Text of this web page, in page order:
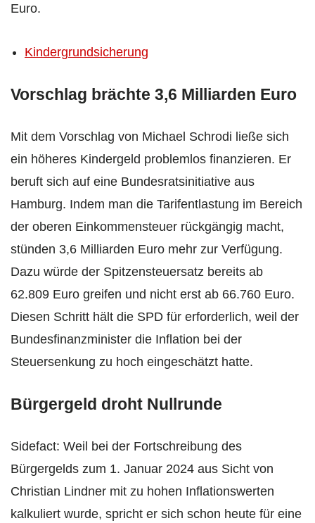
Euro.
Kindergrundsicherung
Vorschlag brächte 3,6 Milliarden Euro
Mit dem Vorschlag von Michael Schrodi ließe sich
ein höheres Kindergeld problemlos finanzieren. Er
beruft sich auf eine Bundesratsinitiative aus
Hamburg. Indem man die Tarifentlastung im Bereich
der oberen Einkommensteuer rückgängig macht,
stünden 3,6 Milliarden Euro mehr zur Verfügung.
Dazu würde der Spitzensteuersatz bereits ab
62.809 Euro greifen und nicht erst ab 66.760 Euro.
Diesen Schritt hält die SPD für erforderlich, weil der
Bundesfinanzminister die Inflation bei der
Steuersenkung zu hoch eingeschätzt hatte.
Bürgergeld droht Nullrunde
Sidefact: Weil bei der Fortschreibung des
Bürgergelds zum 1. Januar 2024 aus Sicht von
Christian Lindner mit zu hohen Inflationswerten
kalkuliert wurde, spricht er sich schon heute für eine